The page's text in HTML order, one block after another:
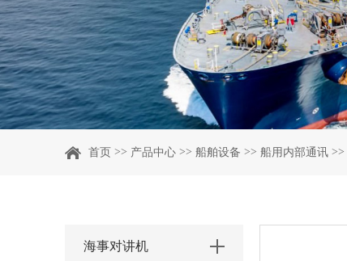
首页 >> 产品中心 >> 船舶设备 >> 船用内部通讯 >>
海事对讲机